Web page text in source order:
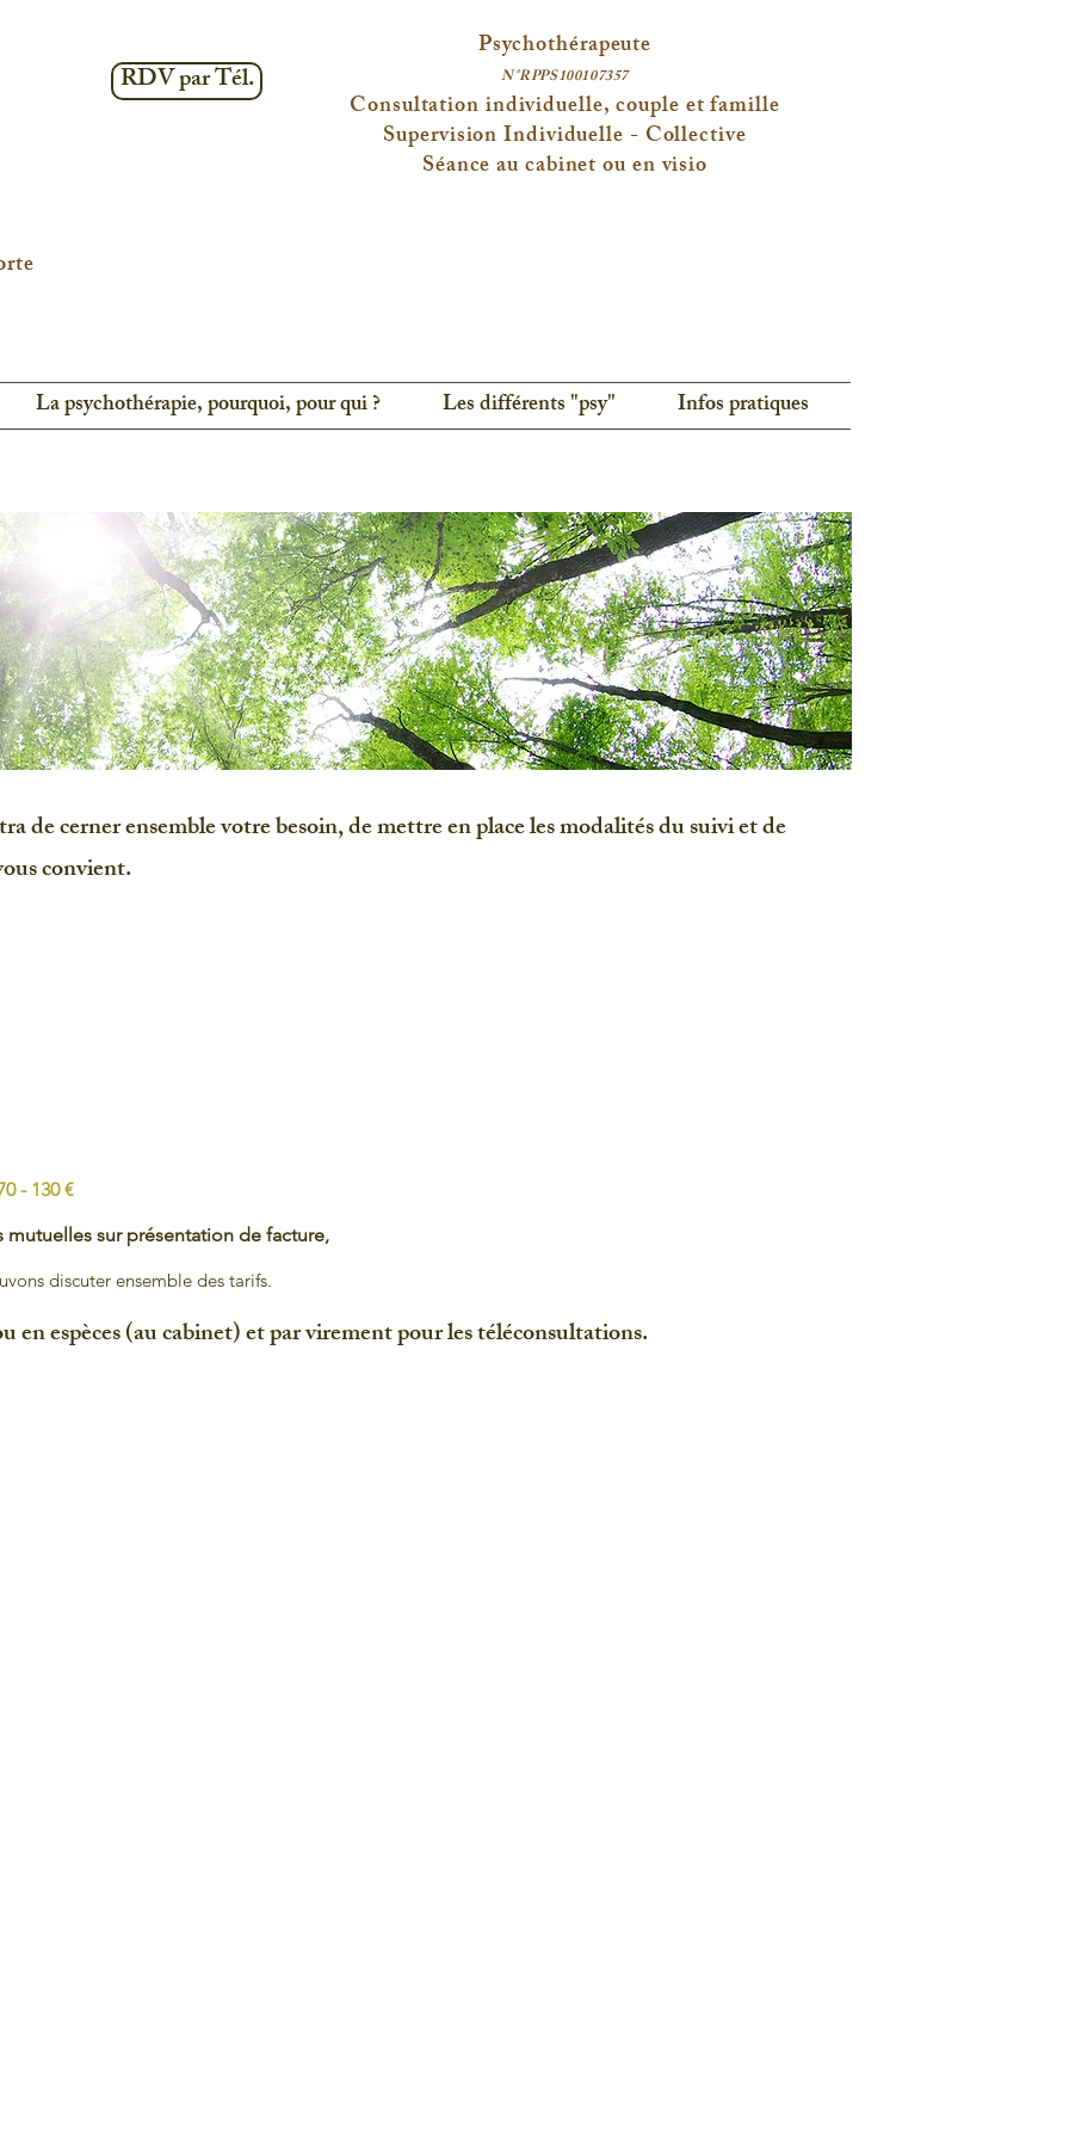
RDV par Tél.
Psychothérapeute
N°RPPS100107357
Consultation individuelle, couple et famille
Supervision Individuelle - Collective
Séance au cabinet ou en visio
La psychothérapie, pourquoi, pour qui ? Les différents "psy" Infos pratiques
de cerner ensemble votre besoin, de mettre en place les modalités du suivi et de
convient.
- 130 €
sur présentation de facture,
discuter ensemble des tarifs.
en espèces (au cabinet) et par virement pour les téléconsultations.